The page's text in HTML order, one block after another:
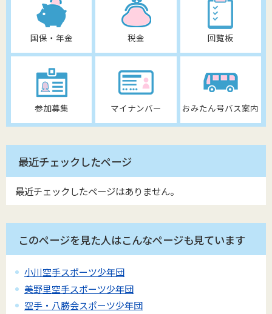
国保・年金 税金 回覧板
参加募集 マイナンバー おみたん号バス案内
最近チェックしたページ
最近チェックしたページはありません。
このページを見た人はこんなページも見ています
小川空手スポーツ少年団
美野里空手スポーツ少年団
空手・八勝会スポーツ少年団